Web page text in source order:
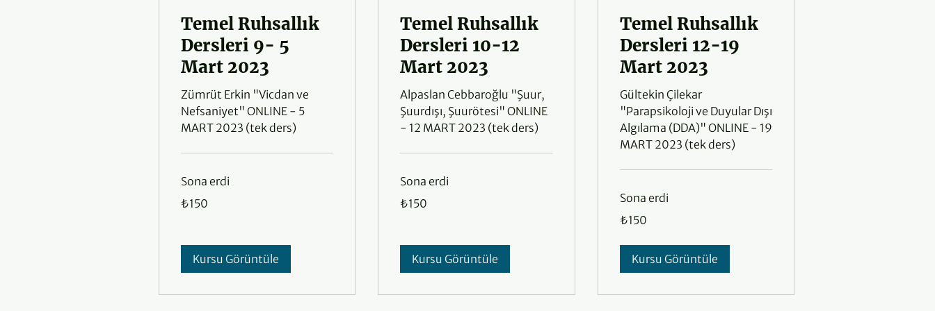
Temel Ruhsallık
Dersleri 9- 5
Mart 2023
Zümrüt Erkin "Vicdan ve
Nefsaniyet" ONLINE - 5
MART 2023 (tek ders)
Sona erdi
₺150
Türk
₺150
Kursu Görüntüle
Temel Ruhsallık
Dersleri 10-12
Mart 2023
Alpaslan Cebbaroğlu "Şuur,
Şuurdışı, Şuurötesi" ONLINE
- 12 MART 2023 (tek ders)
Sona erdi
₺150
Türk
₺150
Kursu Görüntüle
Temel Ruhsallık
Dersleri 12-19
Mart 2023
Gültekin Çilekar
"Parapsikoloji ve Duyular Dışı
Algılama (DDA)" ONLINE - 19
MART 2023 (tek ders)
Sona erdi
₺150
Türk
₺150
Kursu Görüntüle